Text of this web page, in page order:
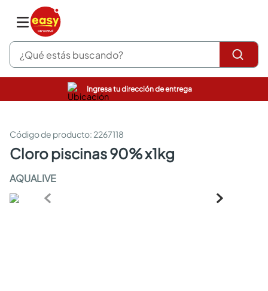
¿Qué estás buscando?
Ingresa tu dirección de entrega
: 2267118
cloro piscinas 90% x1kg
AQUALIVE
pinturas
sanitarios
comedor
pisos
armarios closet